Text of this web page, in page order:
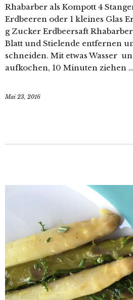
Rhabarber als Kompott 4
Erdbeeren oder 1 kleines Glas
g Zucker Erdbeersaft
Blatt und Stielende entfernen
schneiden. Mit etwas Wasser
aufkochen, 10 Minuten ziehen …
Mai 23, 2016